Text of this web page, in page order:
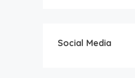
Social Media